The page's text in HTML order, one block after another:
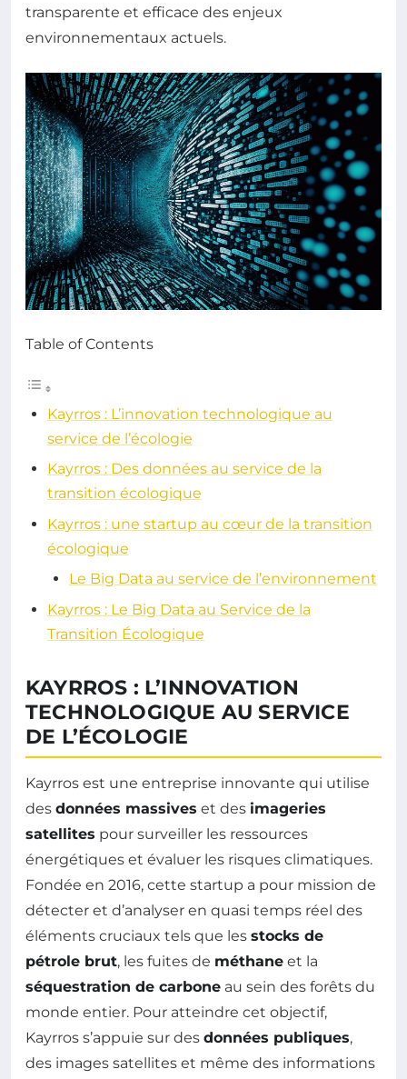
transparente et efficace des enjeux
environnementaux actuels.
Table of Contents
Kayrros : L’innovation technologique au
service de l’écologie
Kayrros : Des données au service de la
transition écologique
Kayrros : une startup au cœur de la transition
écologique
Le Big Data au service de l’environnement
Kayrros : Le Big Data au Service de la
Transition Écologique
KAYRROS : L’INNOVATION
TECHNOLOGIQUE AU SERVICE
DE L’ÉCOLOGIE
Kayrros est une entreprise innovante qui utilise
des données massives et des imageries
satellites pour surveiller les ressources
énergétiques et évaluer les risques climatiques.
Fondée en 2016, cette startup a pour mission de
détecter et d’analyser en quasi temps réel des
éléments cruciaux tels que les stocks de
pétrole brut, les fuites de méthane et la
séquestration de carbone au sein des forêts du
monde entier. Pour atteindre cet objectif,
Kayrros s’appuie sur des données publiques,
des images satellites et même des informations